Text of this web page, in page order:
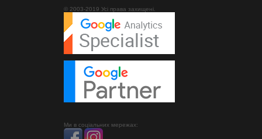
© 2003-2019 Усі права захищені.
Ми в соціальних мережах: